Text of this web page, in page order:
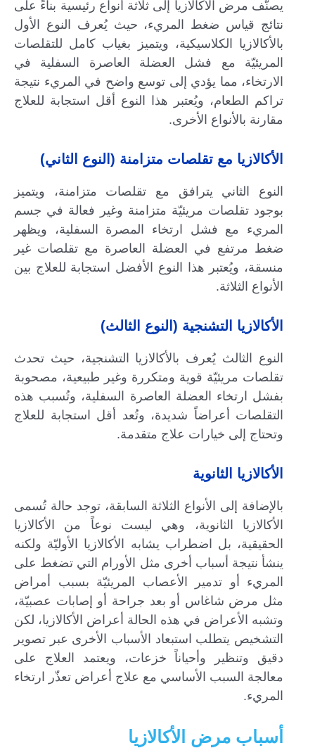
يصنّف مرض الأكالازيا إلى ثلاثة أنواع رئيسية بناءً على
نتائج قياس ضغط المريء، حيث يُعرف النوع الأول
بالأكالازيا الكلاسيكية، ويتميز بغياب كامل للتقلصات
المريئيّة مع فشل العضلة العاصرة السفلية في
الارتخاء، مما يؤدي إلى توسع واضح في المريء نتيجة
تراكم الطعام، ويُعتبر هذا النوع أقل استجابة للعلاج
مقارنة بالأنواع الأخرى.
الأكالازيا مع تقلصات متزامنة (النوع الثاني)
النوع الثاني يترافق مع تقلصات متزامنة، ويتميز
بوجود تقلصات مريئيّة متزامنة وغير فعالة في جسم
المريء مع فشل ارتخاء المصرة السفلية، ويظهر
ضغط مرتفع في العضلة العاصرة مع تقلصات غير
منسقة، ويُعتبر هذا النوع الأفضل استجابة للعلاج بين
الأنواع الثلاثة.
الأكالازيا التشنجية (النوع الثالث)
النوع الثالث يُعرف بالأكالازيا التشنجية، حيث تحدث
تقلصات مريئيّة قوية ومتكررة وغير طبيعية، مصحوبة
بفشل ارتخاء العضلة العاصرة السفلية، وتُسبب هذه
التقلصات أعراضاً شديدة، وتُعد أقل استجابة للعلاج
وتحتاج إلى خيارات علاج متقدمة.
الأكالازيا الثانوية
بالإضافة إلى الأنواع الثلاثة السابقة، توجد حالة تُسمى
الأكالازيا الثانوية، وهي ليست نوعاً من الأكالازيا
الحقيقية، بل اضطراب يشابه الأكالازيا الأوليّة ولكنه
ينشأ نتيجة أسباب أخرى مثل الأورام التي تضغط على
المريء أو تدمير الأعصاب المريئيّة بسبب أمراض
مثل مرض شاغاس أو بعد جراحة أو إصابات عصبيّة،
وتشبه الأعراض في هذه الحالة أعراض الأكالازيا، لكن
التشخيص يتطلب استبعاد الأسباب الأخرى عبر تصوير
دقيق وتنظير وأحياناً خزعات، ويعتمد العلاج على
معالجة السبب الأساسي مع علاج أعراض تعذّر ارتخاء
المريء.
أسباب مرض الأكالازيا